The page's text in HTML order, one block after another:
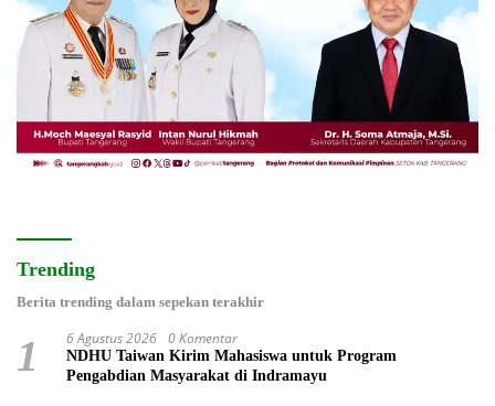
Trending
Berita trending dalam sepekan terakhir
1 6 Agustus 2026 0 Komentar
NDHU Taiwan Kirim Mahasiswa untuk Program
Pengabdian Masyarakat di Indramayu